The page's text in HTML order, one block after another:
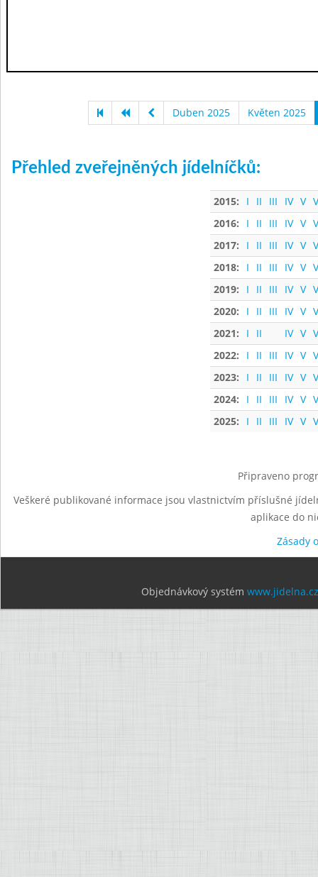
Duben 2025 Květen 2025
Přehled zveřejněných jídelníčků:
2015: I II III IV V
2016:
I II III IV V
2017:
I II III IV V
2018:
I II III IV V
2019:
I II III IV V
2020:
I II III IV V
2021:
I II IV V
2022:
I II III IV V
2023:
I II III IV V
2024:
I II III IV V
2025:
I II III IV V
Připraveno
Veškeré publikované informace jsou vlastnictvím příslušné
aplikace do
Zásady
Objednávkový systém www.jidelna.cz